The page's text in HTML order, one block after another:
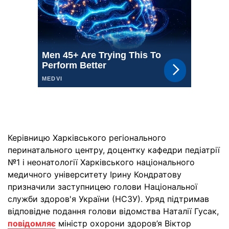
Керівницю Харківського регіонального
перинатального центру, доцентку кафедри педіатрії
№1 і неонатології Харківського національного
медичного університету Ірину Кондратову
призначили заступницею голови Національної
служби здоров'я України (НСЗУ). Уряд підтримав
відповідне подання голови відомства Наталії Гусак,
повідомляє міністр охорони здоров’я Віктор